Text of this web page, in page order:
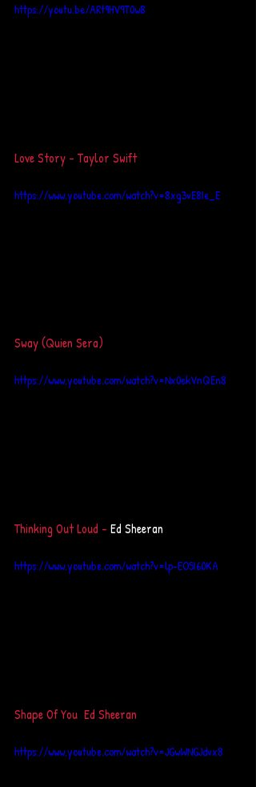
https://youtu.be/ARt9HV9T0w8
Love Story - Taylor Swift
https://www.youtube.com/watch?v=8xg3vE8Ie_E
Sway (Quien Sera)
https://www.youtube.com/watch?v=Nx0ekVnQEn8
Thinking Out Loud - Ed Sheeran
https://www.youtube.com/watch?v=lp-EO5I60KA
Shape Of You  Ed Sheeran
https://www.youtube.com/watch?v=JGwWNGJdvx8